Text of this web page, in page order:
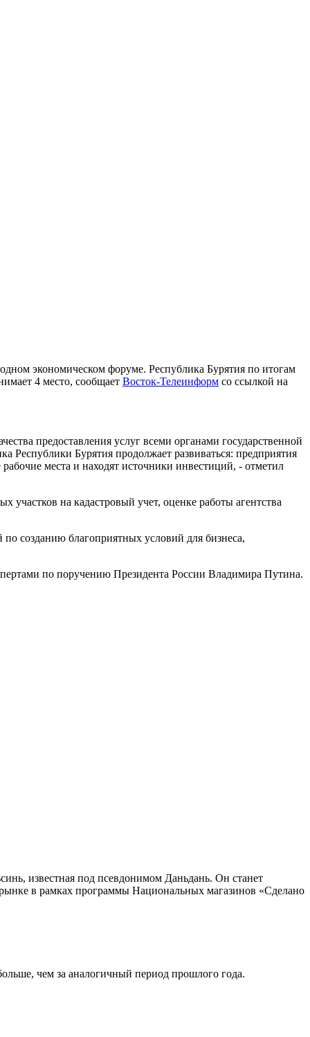
экономическом форуме. Республика Бурятия по итогам
4 место, сообщает Восток-Телеинформ со ссылкой на
предоставления услуг всеми органами государственной
Республики Бурятия продолжает развиваться: предприятия
места и находят источники инвестиций, - отметил
участков на кадастровый учет, оценке работы агентства
созданию благоприятных условий для бизнеса,
по поручению Президента России Владимира Путина.
известная под псевдонимом Даньдань. Он станет
в рамках программы Национальных магазинов «Сделано
чем за аналогичный период прошлого года.